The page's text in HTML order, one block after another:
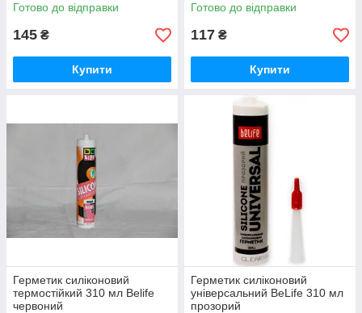
Готово до відправки
145 ₴
Купити
Готово до відправки
117 ₴
Купити
Герметик силіконовий
термостійкий 310 мл Belife
червоний
Герметик силіконовий
універсальний BeLife 310 мл
прозорий